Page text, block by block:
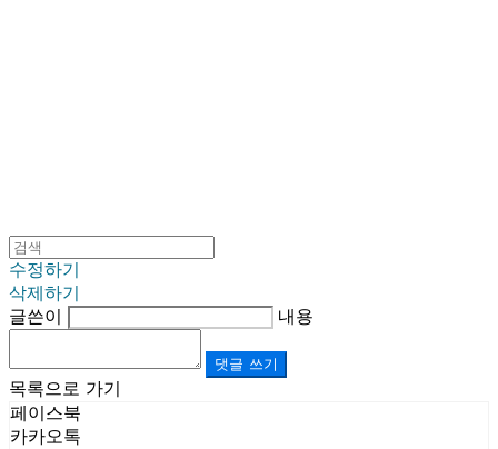
수정하기
삭제하기
글쓴이
내용
댓글 쓰기
목록으로 가기
페이스북
카카오톡